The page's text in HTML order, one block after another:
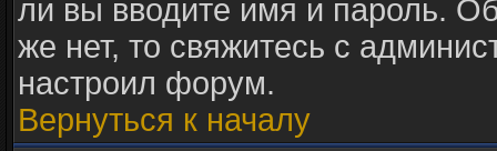
ли вы вводите имя и пароль.
же нет, то свяжитесь с
настроил форум.
Вернуться к началу